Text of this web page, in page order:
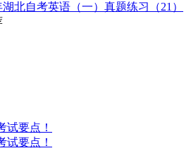
北自考英语（一）真题练习（21）
试要点！
试要点！